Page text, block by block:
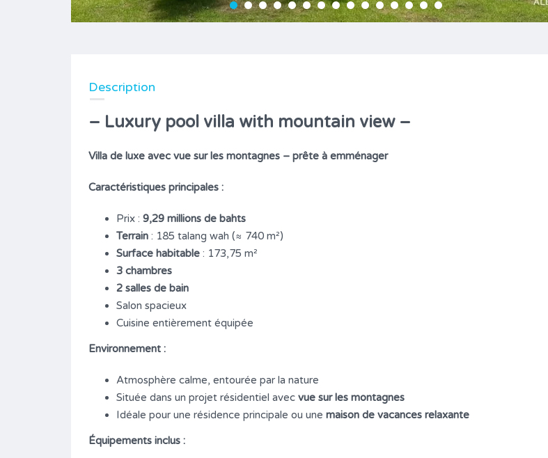
Description
– Luxury pool villa with mountain view –
Villa de luxe avec vue sur les montagnes – prête à emménager
Caractéristiques principales :
Prix : 9,29 millions de bahts
Terrain : 185 talang wah (≈ 740 m²)
Surface habitable : 173,75 m²
3 chambres
2 salles de bain
Salon spacieux
Cuisine entièrement équipée
Environnement :
Atmosphère calme, entourée par la nature
Située dans un projet résidentiel avec vue sur les montagnes
Idéale pour une résidence principale ou une maison de vacances relaxante
Équipements inclus :
Lindenwald
16,300,000฿ *
A VENDRE (FOR SALE สำหรับขาย)
Surface
650/2200 M²
Chambres
3/4
Salle de bains
3/4
Garages